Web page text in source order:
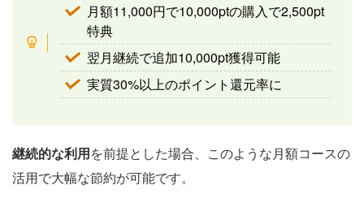
月額11,000円で10,000ptの購入で2,500pt
特典
翌月継続で追加10,000pt獲得可能
実質30%以上のポイント還元率に
継続的な利用を前提とした場合、このような月額コースの
活用で大幅な節約が可能です。